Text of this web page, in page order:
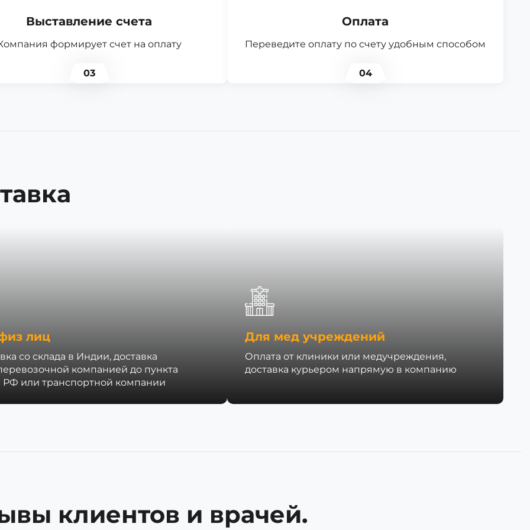
Выставление счета
формирует счет на оплату
03
Оплата
Переведите оплату по счету удобным способом
04
лиц
со склада в Индии, доставка
компанией до пункта
или транспортной компании
Для мед учреждений
Оплата от клиники или медучреждения,
доставка курьером напрямую в компанию
клиентов и врачей.